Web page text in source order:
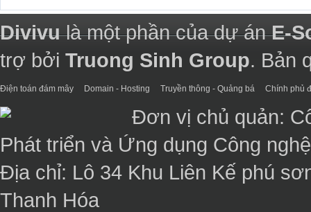
Divivulà một phần của dự ánE-
trợ bởi Truong Sinh Group. Bản
Điện toán đám mây Domain - Hosting Truyền thông - Quảng bá Chính phủ
Đơn vị chủ quản:
Phát triển và Ứng dụng Công
Địa chỉ: Lô 34 Khu Liên Kế phú
Thanh Hóa